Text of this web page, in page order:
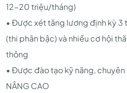
12-20 triệu/tháng)
• Được xét tăng lương định kỳ 3
(thi phân bậc) và nhiều cơ hội
thông
• Được đào tạo kỹ năng,
NÂNG CAO